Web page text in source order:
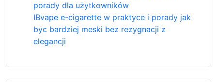
porady dla użytkowników
IBvape e-cigarette w praktyce i porady jak
byc bardziej meski bez rezygnacji z
elegancji